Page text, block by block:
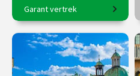
11-daagse reis o.l.v. Frederik
Erens.
€ 3145.00
vanaf 17
aug.
Garant vertrek